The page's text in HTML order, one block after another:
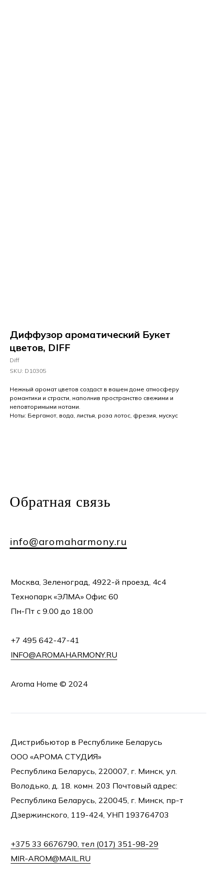
Диффузор ароматический Букет
цветов, DIFF
Diff
SKU: D10305
Нежный аромат цветов создаст в вашем доме атмосферу
романтики и страсти, наполнив пространство свежими и
неповторимыми нотами.
Ноты: Бергамот, вода, листья, роза лотос, фрезия, мускус
Обратная связь
info@aromaharmony.ru
Москва, Зеленоград, 4922-й проезд, 4с4
Технопарк «ЭЛМА» Офис 60
Пн-Пт с 9.00 до 18.00
+7 495 642-47-41
INFO@AROMAHARMONY.RU
Aroma Home © 2024
Дистрибьютор в Республике Беларусь
ООО «АРОМА СТУДИЯ»
Республика Беларусь, 220007, г. Минск, ул.
Володько, д. 18. комн. 203 Почтовый адрес:
Республика Беларусь, 220045, г. Минск, пр-т
Дзержинского, 119-424, УНП 193764703
+375 33 6676790, тел (017) 351-98-29
MIR-AROM@MAIL.RU